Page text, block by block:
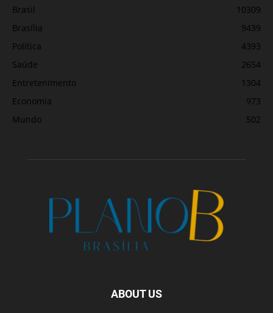
Brasil
10309
Brasília
9439
Política
4393
Saúde
2654
Entretenimento
1304
Economia
973
Mundo
502
ABOUT US